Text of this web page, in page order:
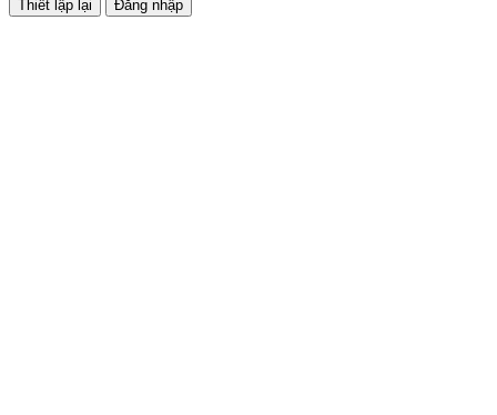
Đăng nhập